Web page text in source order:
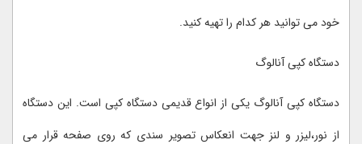
خود می توانید هر کدام را تهیه کنید.
دستگاه کپی آنالوگ
دستگاه کپی آنالوگ یکی از انواع قدیمی دستگاه کپی است. این دستگاه
از نور،لیزر و لنز جهت انعکاس تصویر سندی که روی صفحه قرار می